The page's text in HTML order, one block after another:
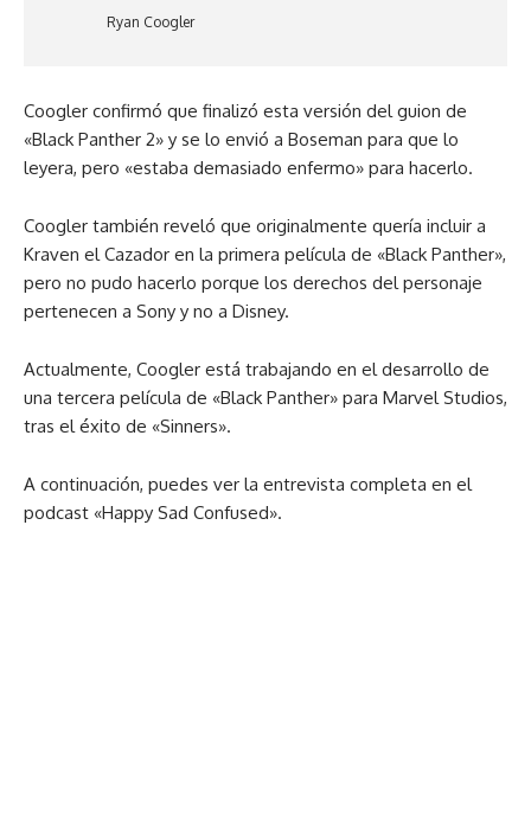
Ryan Coogler
Coogler confirmó que finalizó esta versión del guion de
«Black Panther 2» y se lo envió a Boseman para que lo
leyera, pero «estaba demasiado enfermo» para hacerlo.
Coogler también reveló que originalmente quería incluir a
Kraven el Cazador en la primera película de «Black Panther»,
pero no pudo hacerlo porque los derechos del personaje
pertenecen a Sony y no a Disney.
Actualmente, Coogler está trabajando en el desarrollo de
una tercera película de «Black Panther» para Marvel Studios,
tras el éxito de «Sinners».
A continuación, puedes ver la entrevista completa en el
podcast «Happy Sad Confused».